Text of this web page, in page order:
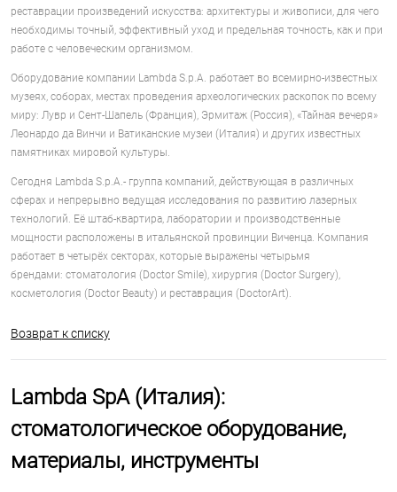
реставрации произведений искусства: архитектуры и живописи, для чего
необходимы точный, эффективный уход и предельная точность, как и при
работе с человеческим организмом.
Оборудование компании Lambda S.p.A. работает во всемирно-известных
музеях, соборах, местах проведения археологических раскопок по всему
миру: Лувр и Сент-Шапель (Франция), Эрмитаж (Россия), «Тайная вечеря»
Леонардо да Винчи и Ватиканские музеи (Италия) и других известных
памятниках мировой культуры.
Сегодня Lambda S.p.A.- группа компаний, действующая в различных
сферах и непрерывно ведущая исследования по развитию лазерных
технологий. Её штаб-квартира, лаборатории и производственные
мощности расположены в итальянской провинции Виченца. Компания
работает в четырёх секторах, которые выражены четырьмя
брендами: стоматология (Doctor Smile), хирургия (Doctor Surgery),
косметология (Doctor Beauty) и реставрация (DoctorArt).
Возврат к списку
Lambda SpA (Италия):
стоматологическое оборудование,
материалы, инструменты